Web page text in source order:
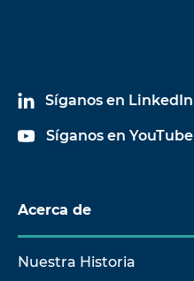
Síganos en LinkedIn
Síganos en YouTube
Acerca de
Nuestra Historia